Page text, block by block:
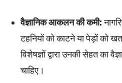
वैज्ञानिक आकलन की कमी:
टहनियों को काटने या पेड़ों को
विशेषज्ञों द्वारा उनकी सेहत का
चाहिए।